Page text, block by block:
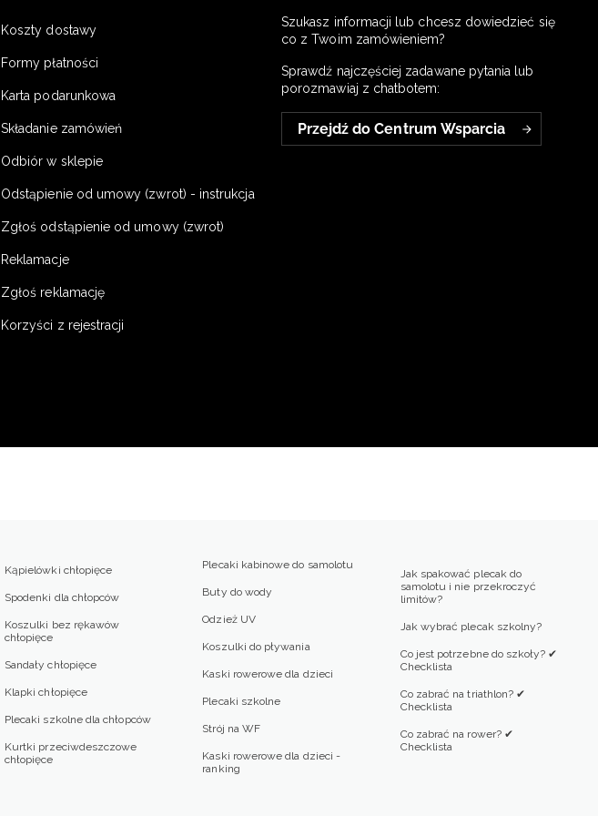
Koszty dostawy
Formy płatności
Karta podarunkowa
Składanie zamówień
Odbiór w sklepie
Odstąpienie od umowy (zwrot) - instrukcja
Zgłoś odstąpienie od umowy (zwrot)
Reklamacje
Zgłoś reklamację
Korzyści z rejestracji
Szukasz informacji lub chcesz dowiedzieć się
co z Twoim zamówieniem?
Sprawdź najczęściej zadawane pytania lub
porozmawiaj z chatbotem:
Przejdź do Centrum Wsparcia
Kąpielówki chłopięce
Spodenki dla chłopców
Koszulki bez rękawów
chłopięce
Sandały chłopięce
Klapki chłopięce
Plecaki szkolne dla chłopców
Kurtki przeciwdeszczowe
chłopięce
Plecaki kabinowe do samolotu
Buty do wody
Odzież UV
Koszulki do pływania
Kaski rowerowe dla dzieci
Plecaki szkolne
Strój na WF
Kaski rowerowe dla dzieci -
ranking
Jak spakować plecak do
samolotu i nie przekroczyć
limitów?
Jak wybrać plecak szkolny?
Co jest potrzebne do szkoły? ✔
Checklista
Co zabrać na triathlon? ✔
Checklista
Co zabrać na rower? ✔
Checklista